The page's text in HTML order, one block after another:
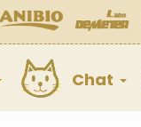
Chat